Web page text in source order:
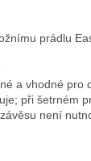
prádlu
a vhodné pro
při šetrném
není